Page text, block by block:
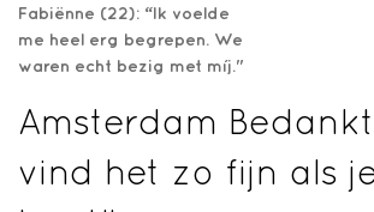
Fabiënne (22): “Ik voelde
me heel erg begrepen. We
waren echt bezig met míj."
Amsterdam
vind het zo fijn als